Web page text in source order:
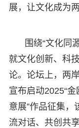
展，让文化成为
围绕“文化同
就文化创新、科
论。论坛上，两
宣布启动2025“
意展”作品征集，
流对话、共创共